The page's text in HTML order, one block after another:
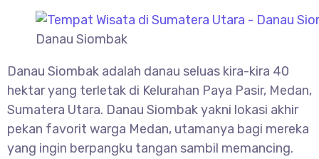
Danau Siombak
Danau Siombak adalah danau seluas kira-kira 40
hektar yang terletak di Kelurahan Paya Pasir, Medan,
Sumatera Utara. Danau Siombak yakni lokasi akhir
pekan favorit warga Medan, utamanya bagi mereka
yang ingin berpangku tangan sambil memancing.